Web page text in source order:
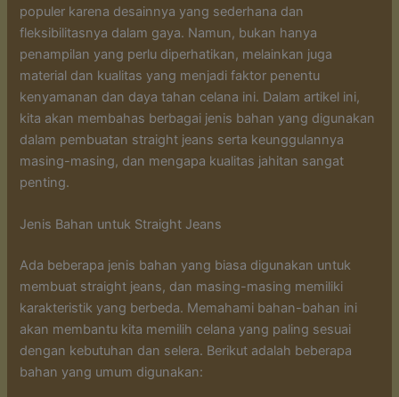
populer karena desainnya yang sederhana dan
fleksibilitasnya dalam gaya. Namun, bukan hanya
penampilan yang perlu diperhatikan, melainkan juga
material dan kualitas yang menjadi faktor penentu
kenyamanan dan daya tahan celana ini. Dalam artikel ini,
kita akan membahas berbagai jenis bahan yang digunakan
dalam pembuatan straight jeans serta keunggulannya
masing-masing, dan mengapa kualitas jahitan sangat
penting.
Jenis Bahan untuk Straight Jeans
Ada beberapa jenis bahan yang biasa digunakan untuk
membuat straight jeans, dan masing-masing memiliki
karakteristik yang berbeda. Memahami bahan-bahan ini
akan membantu kita memilih celana yang paling sesuai
dengan kebutuhan dan selera. Berikut adalah beberapa
bahan yang umum digunakan: